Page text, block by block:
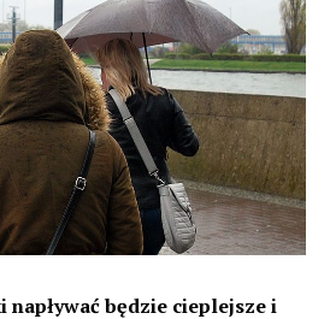
będzie cieplejsze i